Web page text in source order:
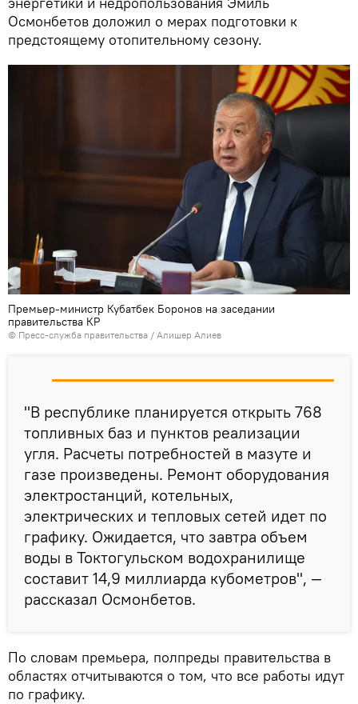
Осмонбетов доложил о мерах подготовки к
предстоящему отопительному сезону.
Премьер-министр Кубатбек Боронов на заседании
правительства КР
© Пресс-служба правительства / Алишер Алиев
"В республике планируется открыть 768
топливных баз и пунктов реализации
угля. Расчеты потребностей в мазуте и
газе произведены. Ремонт оборудования
электростанций, котельных,
электрических и тепловых сетей идет по
графику. Ожидается, что завтра объем
воды в Токтогульском водохранилище
составит 14,9 миллиарда кубометров", —
рассказал Осмонбетов.
По словам премьера, полпреды правительства в
областях отчитываются о том, что все работы идут
по графику.